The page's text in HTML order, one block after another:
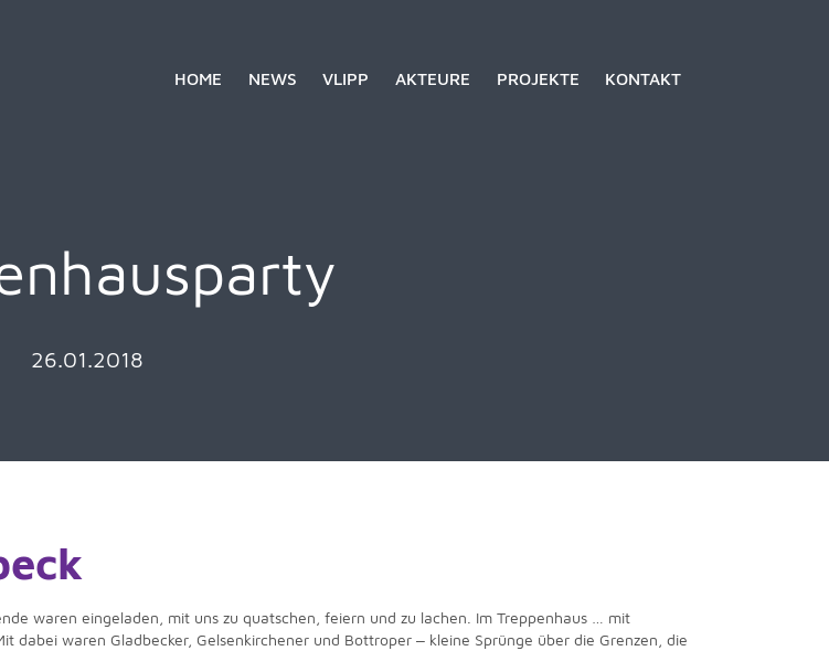
HOME NEWS VLIPP AKTEURE PROJEKTE KONTAKT
26.01.2018
waren eingeladen, mit uns zu quatschen, feiern und zu lachen. Im Treppenhaus … mit
dabei waren Gladbecker, Gelsenkirchener und Bottroper ‒ kleine Sprünge über die Grenzen, die